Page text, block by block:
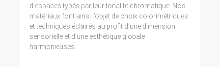
d’espaces typés par leur tonalité chromatique. Nos
matériaux font ainsi l’objet de choix colorimétriques
et techniques éclairés au profit d’une dimension
sensorielle et d’une esthétique globale
harmonieuses.